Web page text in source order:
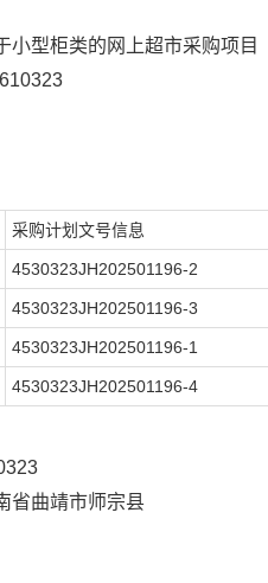
小型柜类的网上超市采购项目
采购计划文号信息
4530323JH202501196-2
4530323JH202501196-3
4530323JH202501196-1
4530323JH202501196-4
省曲靖市师宗县